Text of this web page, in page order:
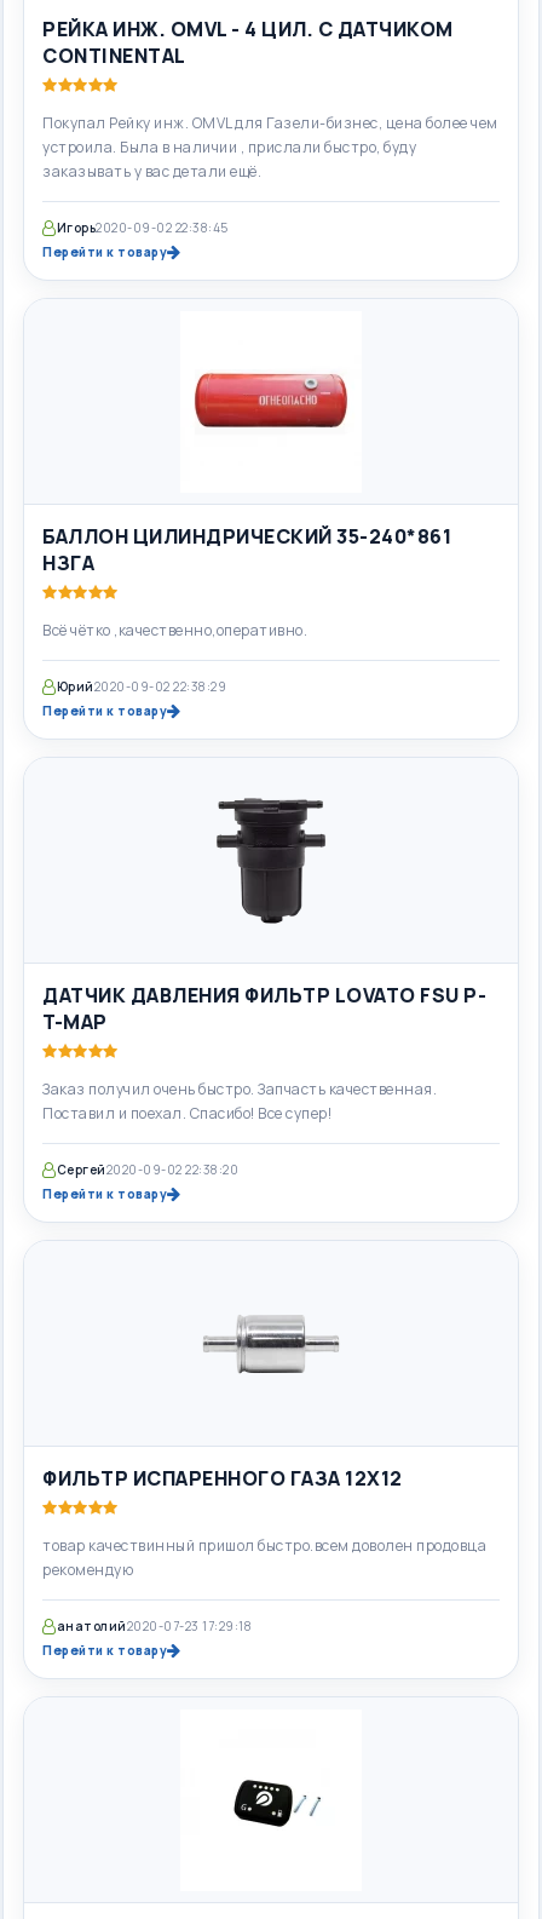
РЕЙКА ИНЖ. OMVL - 4 ЦИЛ. С ДАТЧИКОМ
CONTINENTAL
Покупал Рейку инж. OMVL для Газели-бизнес, цена более чем
устроила. Была в наличии , прислали быстро, буду
заказывать у вас детали ещё.
Игорь2020-09-02 22:38:45
Перейти к товару
БАЛЛОН ЦИЛИНДРИЧЕСКИЙ 35-240*861
НЗГА
Всё чётко ,качественно,оперативно.
Юрий2020-09-02 22:38:29
Перейти к товару
ДАТЧИК ДАВЛЕНИЯ ФИЛЬТР LOVATO FSU P-
T-MAP
Заказ получил очень быстро. Запчасть качественная.
Поставил и поехал. Спасибо! Все супер!
Сергей2020-09-02 22:38:20
Перейти к товару
ФИЛЬТР ИСПАРЕННОГО ГАЗА 12Х12
товар качествинный пришол быстро.всем доволен продовца
рекомендую
анатолий2020-07-23 17:29:18
Перейти к товару